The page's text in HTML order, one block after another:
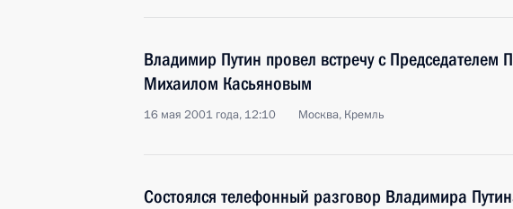
Владимир Путин провел встречу с Председателем
Михаилом Касьяновым
16 мая 2001 года, 12:10 Москва, Кремль
Состоялся телефонный разговор Владимира